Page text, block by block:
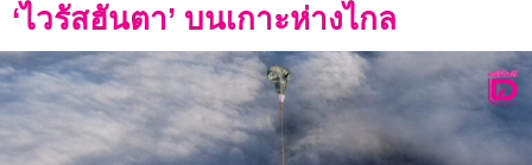
‘ไวรัสฮันตา’ บนเกาะห่างไกล